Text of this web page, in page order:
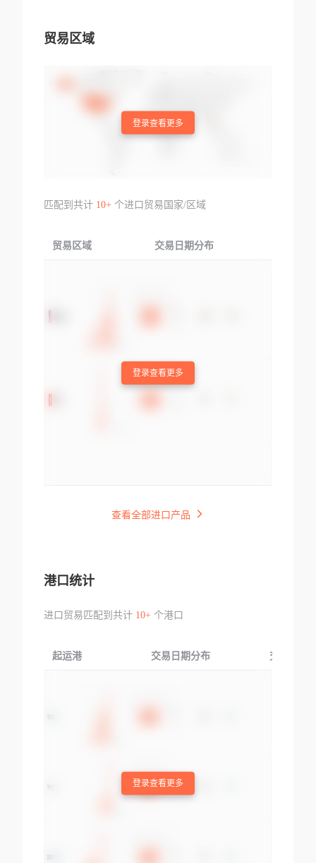
贸易区域
登录查看更多
匹配到共计 10+个进口贸易国家/区域
贸易区域 交易日期分布
登录查看更多
查看全部进口产品
港口统计
进口贸易匹配到共计 10+个港口
起运港 交易日期分布 交易产品
登录查看更多